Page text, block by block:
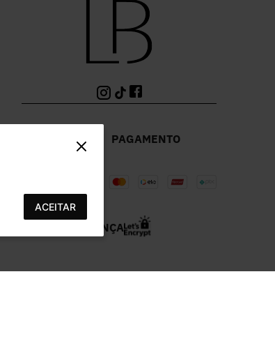
ACEITAR
PAGAMENTO
SEGURANÇA